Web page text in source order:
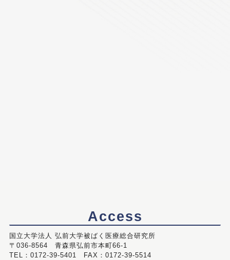
Access
国立大学法人 弘前大学被ばく医療総合研究所
〒036-8564 青森県弘前市本町66-1
TEL：0172-39-5401 FAX：0172-39-5514